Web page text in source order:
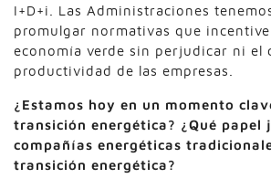
I+D+i. Las Administraciones
promulgar normativas que
economía verde sin perjudicar ni el
productividad de las empresas.
¿Estamos hoy en un momento
transición energética? ¿Qué papel
compañías energéticas
transición energética?